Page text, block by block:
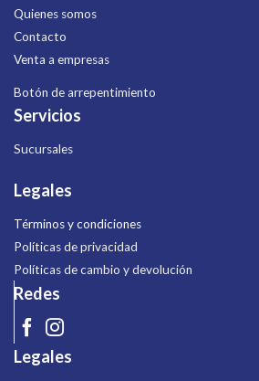
Quienes somos
Contacto
Venta a empresas
Botón de arrepentimiento
Servicios
Sucursales
Legales
Términos y condiciones
Políticas de privacidad
Políticas de cambio y devolución
Redes
Legales